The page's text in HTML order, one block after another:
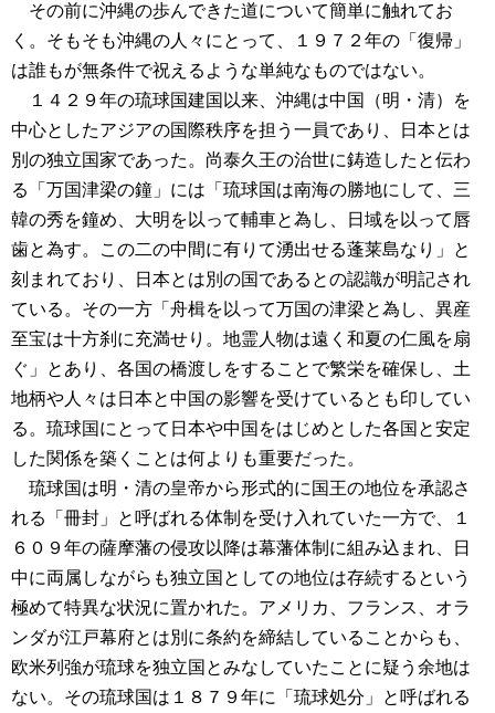
その前に沖縄の歩んできた道について簡単に触れてお
く。そもそも沖縄の人々にとって、１９７２年の「復帰」
は誰もが無条件で祝えるような単純なものではない。
１４２９年の琉球国建国以来、沖縄は中国（明・清）を
中心としたアジアの国際秩序を担う一員であり、日本とは
別の独立国家であった。尚泰久王の治世に鋳造したと伝わ
る「万国津梁の鐘」には「琉球国は南海の勝地にして、三
韓の秀を鐘め、大明を以って輔車と為し、日域を以って唇
歯と為す。この二の中間に有りて湧出せる蓬莱島なり」と
刻まれており、日本とは別の国であるとの認識が明記され
ている。その一方「舟楫を以って万国の津梁と為し、異産
至宝は十方刹に充満せり。地霊人物は遠く和夏の仁風を扇
ぐ」とあり、各国の橋渡しをすることで繁栄を確保し、土
地柄や人々は日本と中国の影響を受けているとも印してい
る。琉球国にとって日本や中国をはじめとした各国と安定
した関係を築くことは何よりも重要だった。
琉球国は明・清の皇帝から形式的に国王の地位を承認さ
れる「冊封」と呼ばれる体制を受け入れていた一方で、１
６０９年の薩摩藩の侵攻以降は幕藩体制に組み込まれ、日
中に両属しながらも独立国としての地位は存続するという
極めて特異な状況に置かれた。アメリカ、フランス、オラ
ンダが江戸幕府とは別に条約を締結していることからも、
欧米列強が琉球を独立国とみなしていたことに疑う余地は
ない。その琉球国は１８７９年に「琉球処分」と呼ばれる